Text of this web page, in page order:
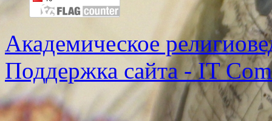
Академическое
Поддержка сайта - IT